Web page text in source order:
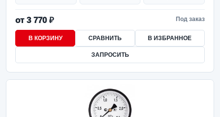
от 3 770 ₽ Под заказ
В КОРЗИНУ СРАВНИТЬ В ИЗБРАННОЕ
ЗАПРОСИТЬ